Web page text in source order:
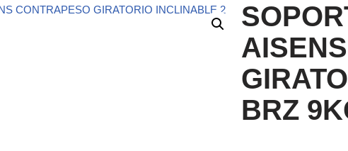
BRZ